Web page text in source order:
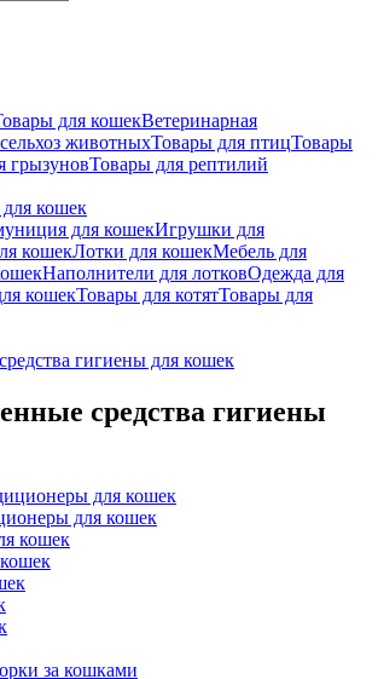
для кошекВетеринарная
животныхТовары для птицТовары
грызуновТовары для рептилий
кошек
для кошекИгрушки для
кошекЛотки для кошекМебель для
Наполнители для лотковОдежда для
кошекТовары для котятТовары для
гигиены для кошек
средства гигиены
для кошек